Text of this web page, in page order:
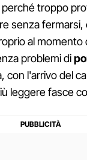
perché troppo
senza fermarsi,
al momento
problemi di
con l'arrivo del
leggere fasce